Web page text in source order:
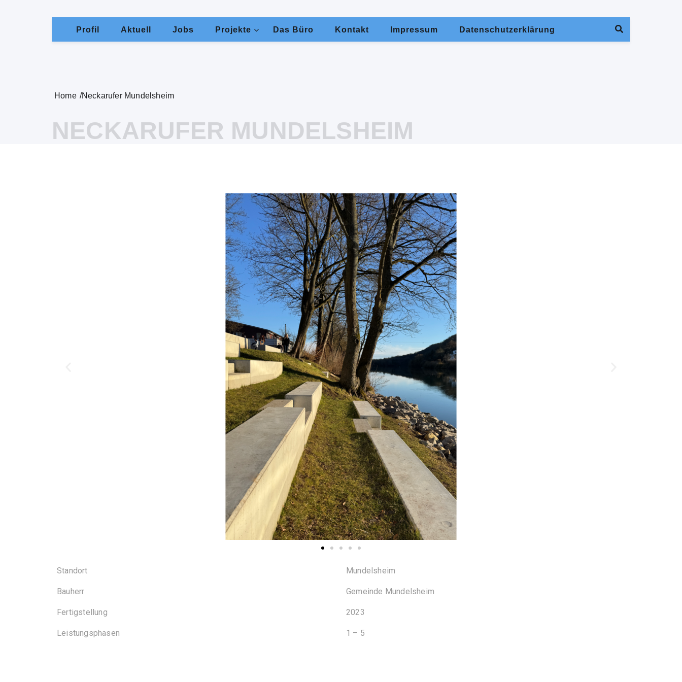
Profil Aktuell Jobs Projekte Das Büro Kontakt Impressum Datenschutzerklärung
Home Neckarufer Mundelsheim
NECKARUFER MUNDELSHEIM
Standort
Bauherr
Fertigstellung
Leistungsphasen
Mundelsheim
Gemeinde Mundelsheim
2023
1 – 5